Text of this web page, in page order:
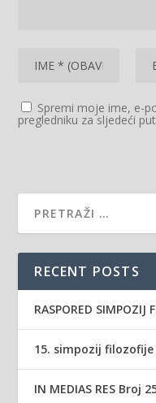
Spremi moje ime, e-
pregledniku za sljedeći
RECENT POSTS
RASPORED SIMPOZIJ
15. simpozij
IN MEDIAS RES Broj